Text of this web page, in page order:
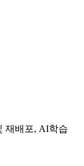
재배포, AI학습